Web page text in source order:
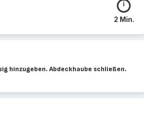
2 Min.
hinzugeben. Abdeckhaube schließen.